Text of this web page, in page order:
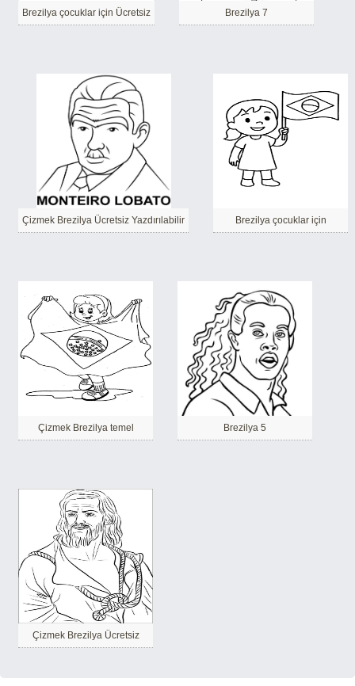
Brezilya çocuklar için Ücretsiz Brezilya 7
Çizmek Brezilya Ücretsiz Yazdırılabilir Brezilya çocuklar için
Çizmek Brezilya temel Brezilya 5
Çizmek Brezilya Ücretsiz